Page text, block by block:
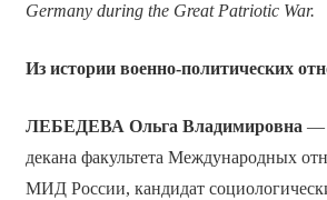
Germany during the Great Patriotic War.
Из истории военно-политических
ЛЕБЕДЕВА Ольга Владимировна —
декана факультета Международных
МИД России, кандидат